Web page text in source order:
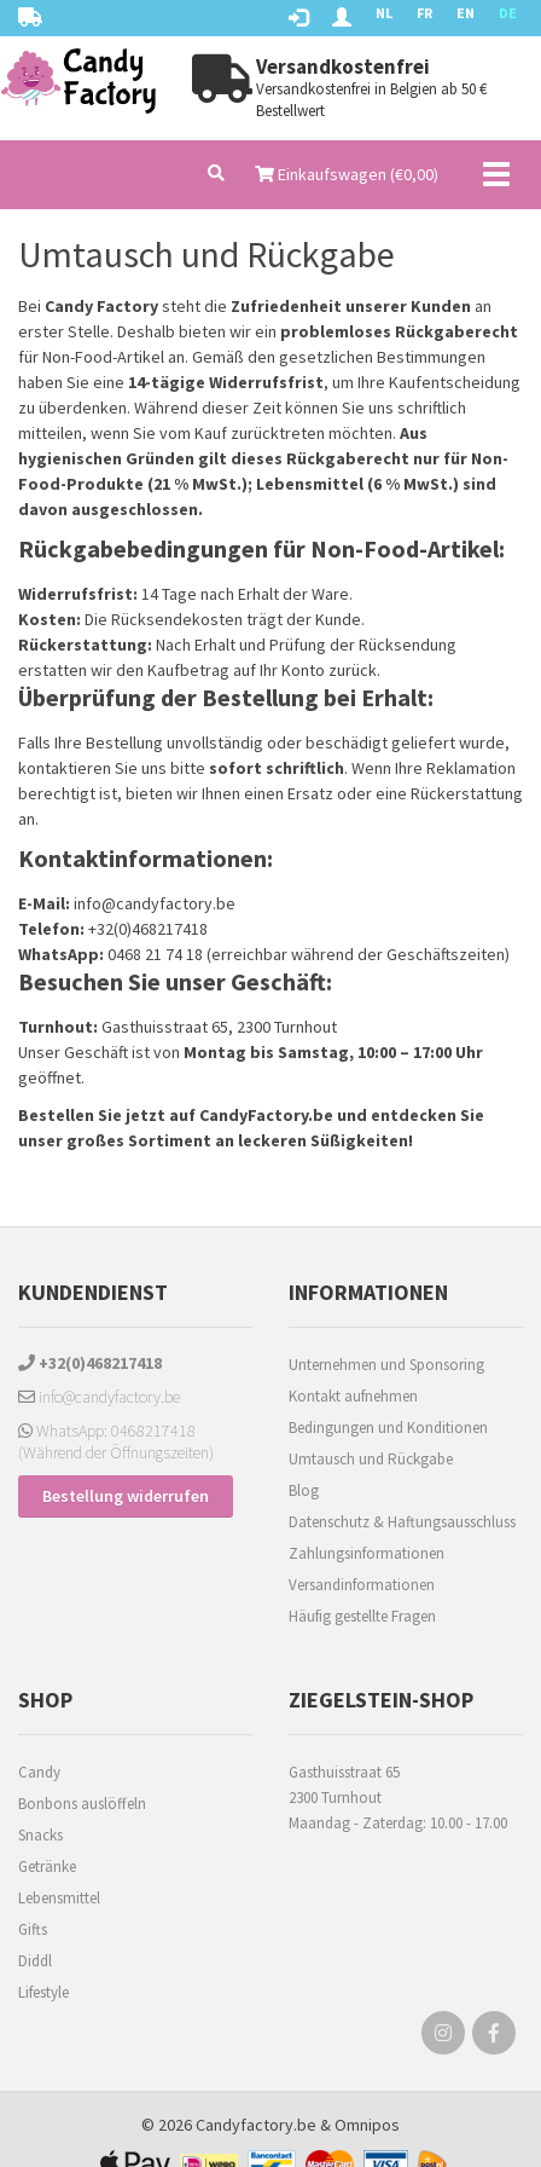
NL FR EN DE
Versandkostenfrei
Versandkostenfrei in Belgien ab 50 €
Bestellwert
Einkaufswagen (€0,00)
Umtausch und Rückgabe
Bei Candy Factorysteht die Zufriedenheit unserer Kunden an
erster Stelle. Deshalb bieten wir ein problemloses Rückgaberecht
für Non-Food-Artikel an. Gemäß den gesetzlichen Bestimmungen
haben Sie eine 14-tägige Widerrufsfrist, um Ihre Kaufentscheidung
zu überdenken. Während dieser Zeit können Sie uns schriftlich
mitteilen, wenn Sie vom Kauf zurücktreten möchten. Aus
hygienischen Gründen gilt dieses Rückgaberecht nur für Non-
Food-Produkte (21 % MwSt.); Lebensmittel (6 % MwSt.) sind
davon ausgeschlossen.
Rückgabebedingungen für Non-Food-Artikel:
Widerrufsfrist: 14 Tage nach Erhalt der Ware.
Kosten: Die Rücksendekosten trägt der Kunde.
Rückerstattung: Nach Erhalt und Prüfung der Rücksendung
erstatten wir den Kaufbetrag auf Ihr Konto zurück.
Überprüfung der Bestellung bei Erhalt:
Falls Ihre Bestellung unvollständig oder beschädigt geliefert wurde,
kontaktieren Sie uns bitte sofort schriftlich. Wenn Ihre Reklamation
berechtigt ist, bieten wir Ihnen einen Ersatz oder eine Rückerstattung
an.
Kontaktinformationen:
E-Mail: info@candyfactory.be
Telefon: +32(0)468217418
WhatsApp: 0468 21 74 18 (erreichbar während der Geschäftszeiten)
Besuchen Sie unser Geschäft:
Turnhout: Gasthuisstraat 65, 2300 Turnhout
Unser Geschäft ist von Montag bis Samstag, 10:00 – 17:00 Uhr
geöffnet.
Bestellen Sie jetzt auf CandyFactory.be und entdecken Sie
unser großes Sortiment an leckeren Süßigkeiten!
KUNDENDIENST
+32(0)468217418
info@candyfactory.be
WhatsApp: 0468217418
(Während der Öffnungszeiten)
Bestellung widerrufen
INFORMATIONEN
Unternehmen und Sponsoring
Kontakt aufnehmen
Bedingungen und Konditionen
Umtausch und Rückgabe
Blog
Datenschutz & Haftungsausschluss
Zahlungsinformationen
Versandinformationen
Häufig gestellte Fragen
SHOP
Candy
Bonbons auslöffeln
Snacks
Getränke
Lebensmittel
Gifts
Diddl
Lifestyle
ZIEGELSTEIN-SHOP
Gasthuisstraat 65
2300 Turnhout
Maandag - Zaterdag: 10.00 - 17.00
© 2026 Candyfactory.be &Omnipos